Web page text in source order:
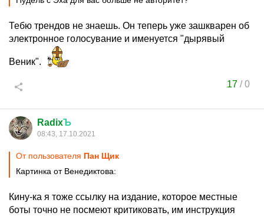
Тебю трендов не знаешь. Он теперь уже зашкварен об
электронное голосувание и именуется "дырявый
Веник".
17 /0
RadixЪ
08:43, 17.10.2021
От пользователя Пан Щик
Картинка от Венедиктова:
Кину-ка я тоже ссылку на издание, которое местные
боты точно не посмеют критиковать, им инструкция